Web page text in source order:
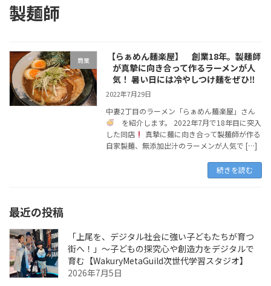
製麺師
商業
【らぁめん麺楽屋】 創業18年。製麺師
が真摯に向き合って作るラーメンが人
気！ 暑い日には冷やしつけ麺をぜひ‼
2022年7月29日
中妻2丁目のラーメン「らぁめん麺楽屋」さん
を紹介します。 2022年7月で18年目に突入
した同店
真摯に麺に向き合って製麺師が作る
自家製麺、無添加出汁のラーメンが人気で […]
続きを読む
最近の投稿
「上尾を、デジタル社会に強い子どもたちが育つ
街へ！」〜子どもの探究心や創造力をデジタルで
育む【WakuryMetaGuild次世代学習スタジオ】
2026年7月5日